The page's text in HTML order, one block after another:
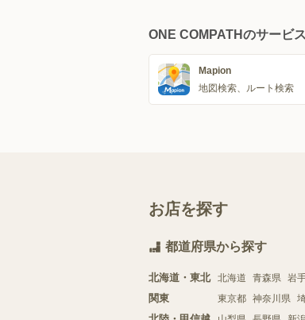
ONE COMPATHのサービス
Mapion
地図検索、ルート検索
お店を探す
都道府県から探す
北海道・東北 北海道 青森県 岩
関東 東京都 神奈川県